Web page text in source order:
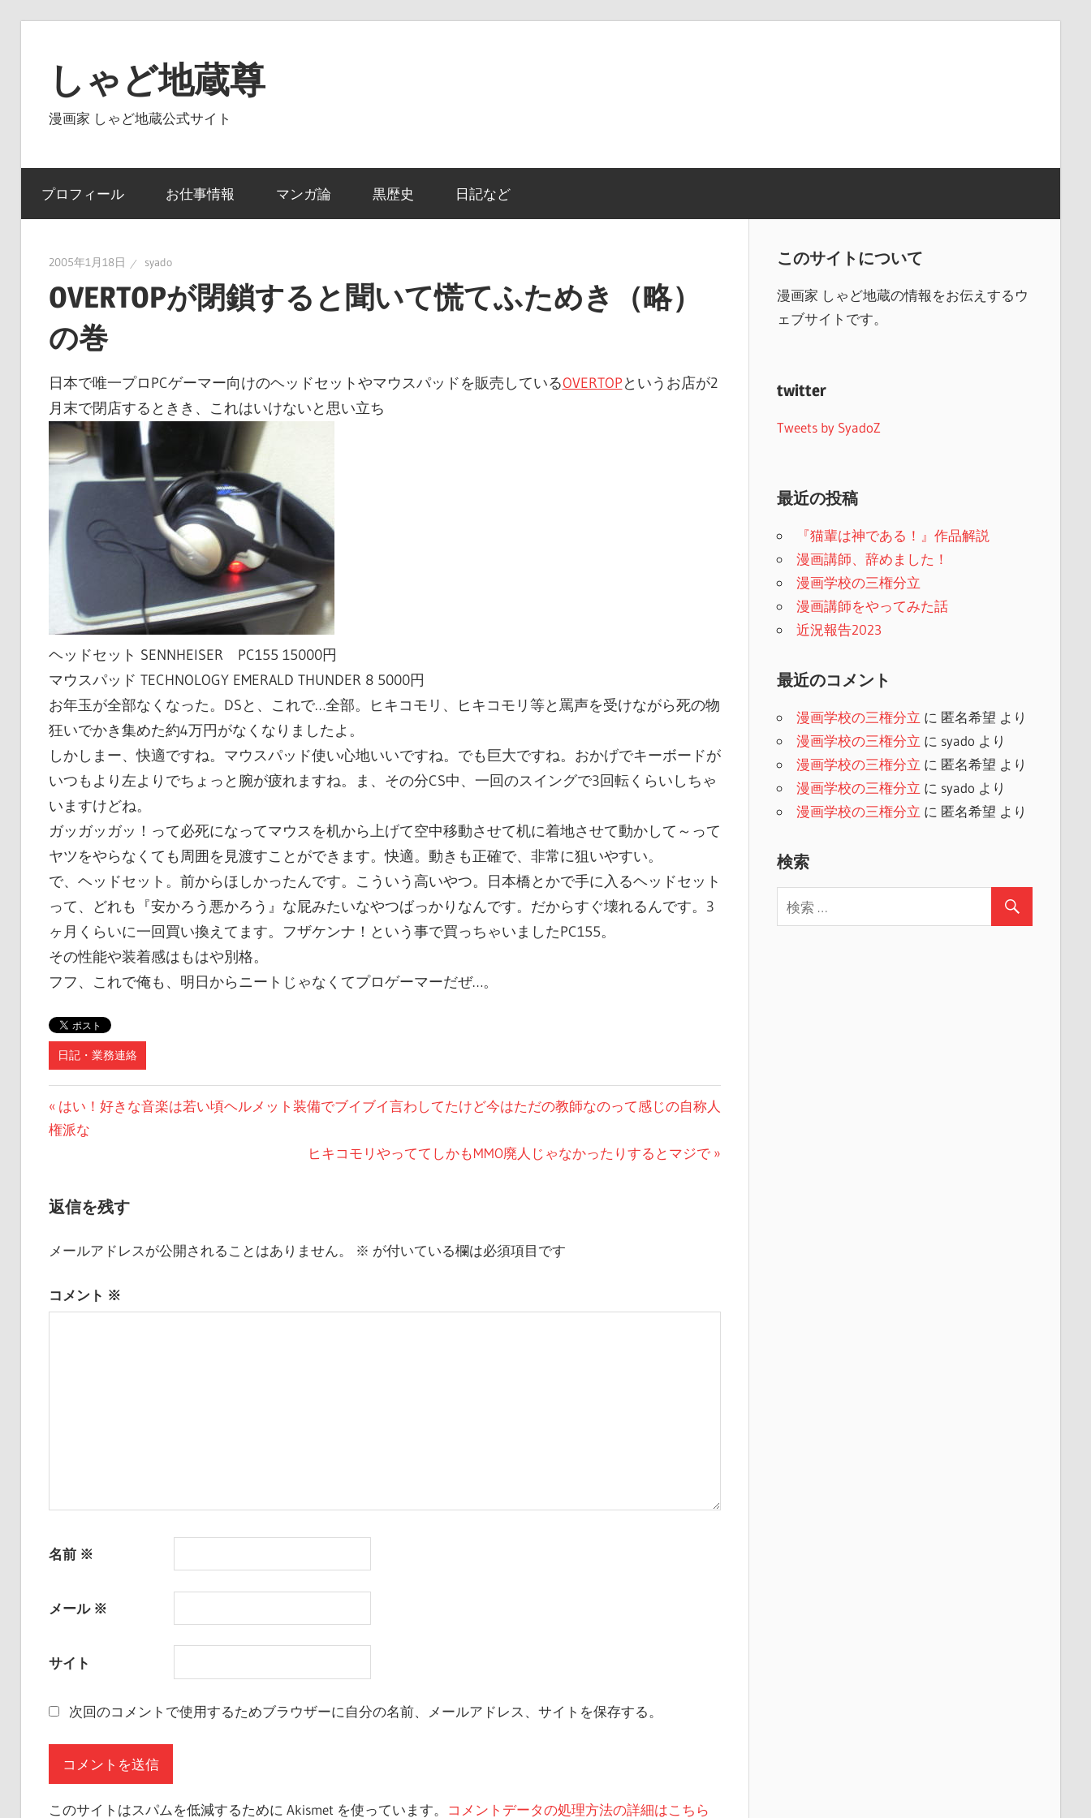
ス
ッ
しゃど地蔵尊
漫画家 しゃど地蔵公式サイト
プロフィール お仕事情報 マンガ論 黒歴史 日記など
2005年1月18日 syado
OVERTOPが閉鎖すると聞いて慌てふためき（略）
の巻
日本で唯一プロPCゲーマー向けのヘッドセットやマウスパッドを販売しているOVERTOPというお店が2
月末で閉店するときき、これはいけないと思い立ち
ヘッドセット SENNHEISER PC155 15000円
マウスパッド TECHNOLOGY EMERALD THUNDER 8 5000円
お年玉が全部なくなった。DSと、これで…全部。ヒキコモリ、ヒキコモリ等と罵声を受けながら死の物
狂いでかき集めた約4万円がなくなりましたよ。
しかしまー、快適ですね。マウスパッド使い心地いいですね。でも巨大ですね。おかげでキーボードが
いつもより左よりでちょっと腕が疲れますね。ま、その分CS中、一回のスイングで3回転くらいしちゃ
いますけどね。
ガッガッガッ！って必死になってマウスを机から上げて空中移動させて机に着地させて動かして～って
ヤツをやらなくても周囲を見渡すことができます。快適。動きも正確で、非常に狙いやすい。
で、ヘッドセット。前からほしかったんです。こういう高いやつ。日本橋とかで手に入るヘッドセット
って、どれも『安かろう悪かろう』な屁みたいなやつばっかりなんです。だからすぐ壊れるんです。3
ヶ月くらいに一回買い換えてます。フザケンナ！という事で買っちゃいましたPC155。
その性能や装着感はもはや別格。
フフ、これで俺も、明日からニートじゃなくてプロゲーマーだぜ…。
日記・業務連絡
投
稿
ビ
シ
前
の
はい！好きな音楽は若い頃ヘルメット装備でブイブイ言わしてたけど今はただの教師なのって感じの自称人
権派な
次
ヒキコモリやっててしかもMMO廃人じゃなかったりするとマジで
返信を残す
メールアドレスが公開されることはありません。 ※ が付いている欄は必須項目です
コメント ※
名前 ※
メール ※
サイト
次回のコメントで使用するためブラウザーに自分の名前、メールアドレス、サイトを保存する。
このサイトはスパムを低減するために Akismet を使っています。 コメントデータの処理方法の詳細はこちら
このサイトについて
漫画家 しゃど地蔵の情報をお伝えするウ
ェブサイトです。
twitter
Tweets by SyadoZ
最近の投稿
『猫輩は神である！』作品解説
漫画講師、辞めました！
漫画学校の三権分立
漫画講師をやってみた話
近況報告2023
最近のコメント
漫画学校の三権分立 に 匿名希望 より
漫画学校の三権分立 に syado より
漫画学校の三権分立 に 匿名希望 より
漫画学校の三権分立 に syado より
漫画学校の三権分立 に 匿名希望 より
検索